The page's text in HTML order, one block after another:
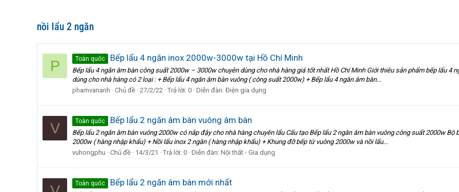
nồi lẩu 2 ngăn
P Toàn quốc Bếp lẩu 4 ngăn inox 2000w-3000w tại Hồ Chí Minh
Bếp lẩu 4 ngăn âm bàn công suất 2000w – 3000w chuyên dùng cho nhà hàng giá tốt nhất Hồ Chí Minh Giới thiêu sản phẩm bếp lẩu 4
dùng cho nhà hàng có 2 loại : + Bếp lẩu 4 ngăn âm bàn vuông ( công suất 2000w) + Bếp lẩu 4 ngăn âm bàn...
phamvananh
Chủ đề 27/2/22 Trả lời: 0 Diễn đàn: Điện gia dụng
V Toàn quốc Bếp lẩu 2 ngăn âm bàn vuông âm bàn
Bếp lẩu 2 ngăn âm bàn vuông 2000w có nắp đậy cho nhà hàng chuyên lẩu Cấu tạo Bếp lẩu 2 ngăn âm bàn vuông công suất 2000w
2000w ( hàng nhập khẩu) + Nồi lẩu inox 2 ngăn ( hàng nhập khẩu) + Khung đỡ bếp từ vuông 2000w và nồi lẩu...
vuhongphu
Chủ đề 14/3/21 Trả lời: 0 Diễn đàn: Nội thất - Gia dụng
Toàn quốc Bếp lẩu 2 ngăn âm bàn mới nhất